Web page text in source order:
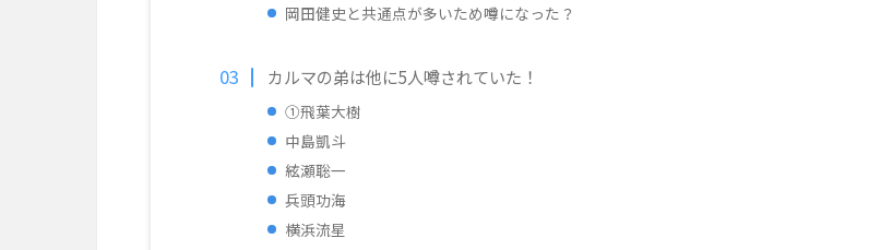
岡田健史と共通点が多いため噂になった？
カルマの弟は他に5人噂されていた！
①飛葉大樹
中島凱斗
絃瀬聡一
兵頭功海
横浜流星